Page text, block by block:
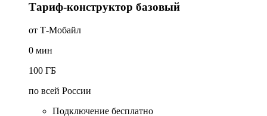
Тариф-конструктор базовый
от Т-Мобайл
0 мин
100 ГБ
по всей России
Подключение бесплатно